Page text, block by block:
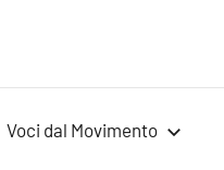
Voci dal Movimento